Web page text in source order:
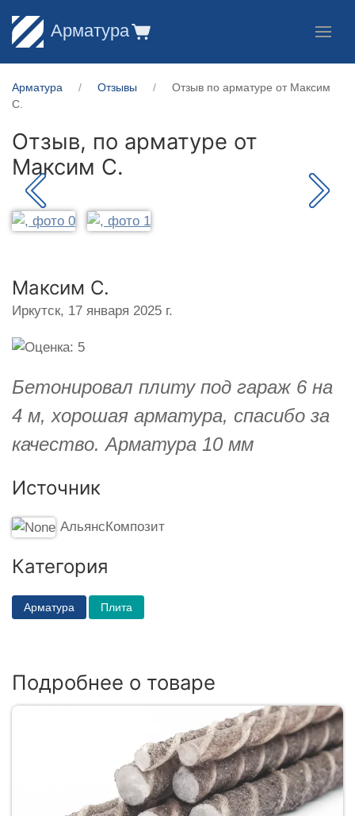
Арматура
Арматура Отзывы
Отзыв по арматуре от Максим
С.
Отзыв, по арматуре от
Максим С.
Максим С.
Иркутск, 17 января 2025 г.
Бетонировал плиту под гараж 6 на
4 м, хорошая арматура, спасибо за
качество. Арматура 10 мм
Источник
АльянсКомпозит
Категория
Арматура Плита
Подробнее о товаре